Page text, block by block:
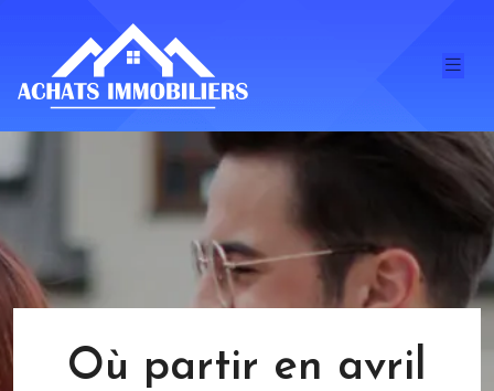
Où partir en avril